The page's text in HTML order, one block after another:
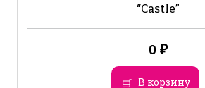
“Castle”
0 ₽
В корзину